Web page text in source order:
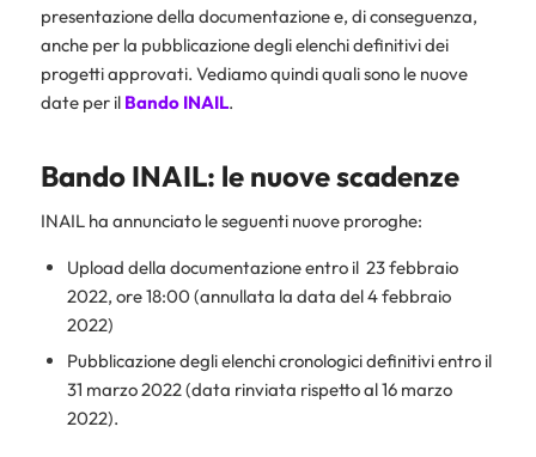
presentazione della documentazione e, di conseguenza,
anche per la pubblicazione degli elenchi definitivi dei
progetti approvati. Vediamo quindi quali sono le nuove
date per il Bando INAIL.
Bando INAIL: le nuove scadenze
INAIL ha annunciato le seguenti nuove proroghe:
Upload della documentazione entro il 23 febbraio
2022, ore 18:00 (annullata la data del 4 febbraio
2022)
Pubblicazione degli elenchi cronologici definitivi entro il
31 marzo 2022 (data rinviata rispetto al 16 marzo
2022).